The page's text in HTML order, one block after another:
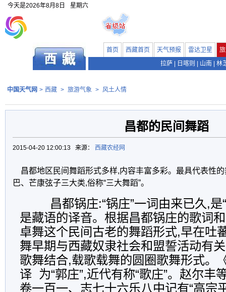
今天是2026年8月8日 星期六
首页 西藏首页 天气预报 雷达卫星
拉萨
日喀则 山南 林
中国天气网 > 西藏 > 旅游气象 > 风土人情
昌都的民间舞蹈
2015-04-20 12:00:13 来源： 西藏农经网
昌都地区民间舞蹈形式多样,内容丰富多彩。最具代表性
巴、芒康弦子三大类,俗称“三大舞蹈”。
昌都锅庄:“锅庄”一词由来已久,是
是藏语的译音。根据昌都锅庄的歌词
卓舞这个民间古老的舞蹈形式,早在吐
舞早期与西藏奴隶社会和盟誓活动有
歌舞结合,载歌载舞的圆圈歌舞形式。
译 为“郭庄”,近代有称“歌庄”。赵尔丰
卷一百一、志七十六乐八中记有“高宗